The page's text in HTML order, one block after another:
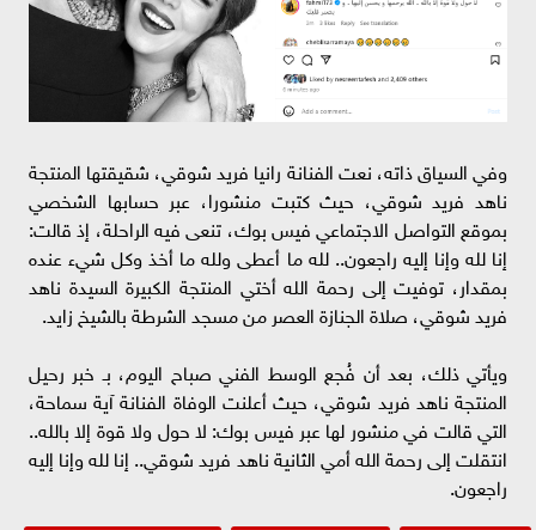
وفي السياق ذاته، نعت الفنانة رانيا فريد شوقي، شقيقتها المنتجة
ناهد فريد شوقي، حيث كتبت منشورا، عبر حسابها الشخصي
بموقع التواصل الاجتماعي فيس بوك، تنعى فيه الراحلة، إذ قالت:
إنا لله وإنا إليه راجعون.. لله ما أعطى ولله ما أخذ وكل شيء عنده
بمقدار، توفيت إلى رحمة الله أختي المنتجة الكبيرة السيدة ناهد
فريد شوقي، صلاة الجنازة العصر من مسجد الشرطة بالشيخ زايد.
ويأتي ذلك، بعد أن فُجع الوسط الفني صباح اليوم، بـ خبر رحيل
المنتجة ناهد فريد شوقي، حيث أعلنت الوفاة الفنانة آية سماحة،
التي قالت في منشور لها عبر فيس بوك: لا حول ولا قوة إلا بالله..
انتقلت إلى رحمة الله أمي الثانية ناهد فريد شوقي.. إنا لله وإنا إليه
راجعون.